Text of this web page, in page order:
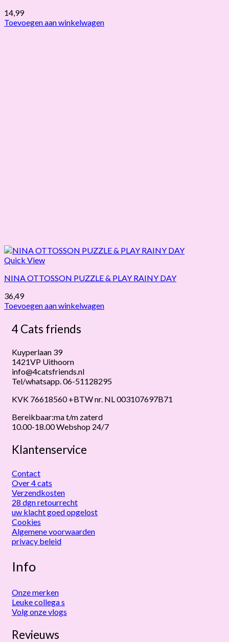
14,99
Toevoegen aan winkelwagen
Quick View
NINA OTTOSSON PUZZLE & PLAY RAINY DAY
36,49
Toevoegen aan winkelwagen
4 Cats friends
Kuyperlaan 39
1421VP Uithoorn
info@4catsfriends.nl
Tel/whatsapp. 06-51128295
KVK 76618560 +BTW nr. NL 003107697B71
Bereikbaar:ma t/m zaterd
10.00-18.00 Webshop 24/7
Klantenservice
Contact
Over 4 cats
Verzendkosten
28 dgn retourrecht
uw klacht goed opgelost
Cookies
Algemene voorwaarden
privacy beleid
Info
Onze merken
Leuke collega s
Volg onze vlogs
Revieuws